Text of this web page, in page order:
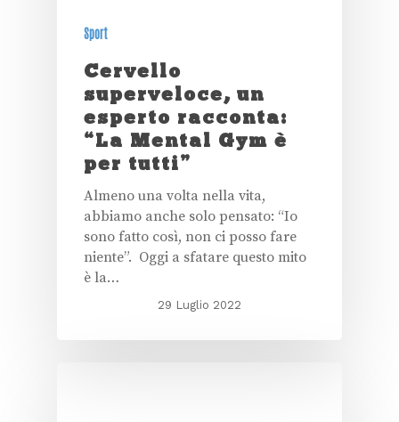
Sport
Cervello
superveloce, un
esperto racconta:
“La Mental Gym è
per tutti”
Almeno una volta nella vita,
abbiamo anche solo pensato: “Io
sono fatto così, non ci posso fare
niente”. Oggi a sfatare questo mito
è la…
29 Luglio 2022